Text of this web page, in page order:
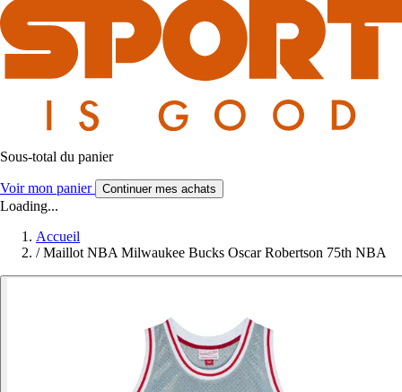
Sous-total du panier
Voir mon panier Continuer mes achats
Loading...
Accueil
/ Maillot NBA Milwaukee Bucks Oscar Robertson 75th NBA